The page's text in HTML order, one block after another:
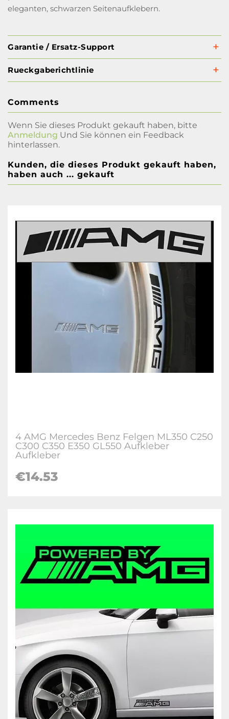
eleganten, schwarzen Seitenaufklebern.
Garantie / Ersatz-Support
Rueckgaberichtlinie
Comments
Wenn Sie dieses Produkt gekauft haben, bitte
Anmeldung Und Sie können ein Feedback
hinterlassen.
Kunden, die dieses Produkt gekauft haben,
haben auch ... gekauft
4 AMG Mercedes Benz Felgen ML350 C250
C300 C350 E350 GL550 Aufkleber
Aufkleber
€14.53